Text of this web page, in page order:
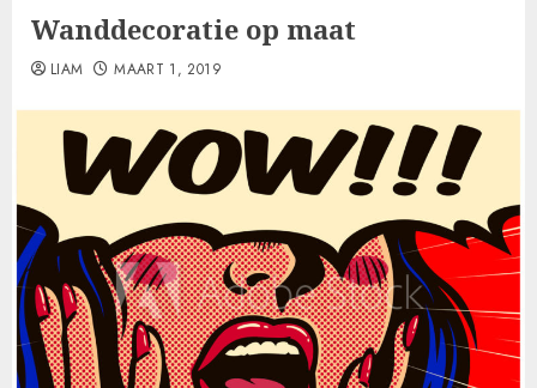
Wanddecoratie op maat
LIAM MAART 1, 2019